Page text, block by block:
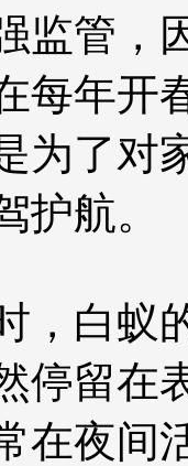
监管，
每年开
为了对
护航。
，白蚁
停留在
在夜间